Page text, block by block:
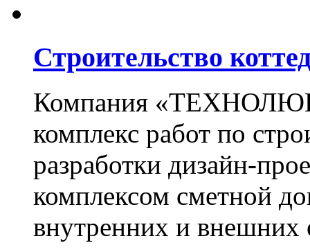
Строительство
Компания
комплекс работ по
разработки дизайн-
комплексом сметной
внутренних и внешних